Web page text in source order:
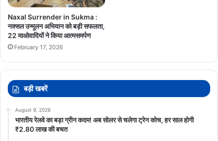
Naxal Surrender in Sukma :
नक्सल उन्मूलन अभियान को बड़ी सफलता,
22 माओवादियों ने किया आत्मसमर्पण
February 17, 2026
बड़ी खबरें
August 9, 2026
भारतीय रेलवे का बड़ा ग्रीन कदम! अब सोलर से चलेगा ट्रेन कोच, हर साल होगी
₹2.80 लाख की बचत